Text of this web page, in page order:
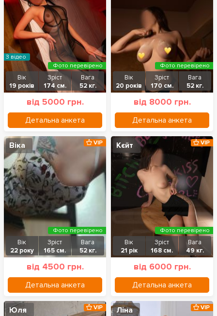
Вік
19 років
Зріст
174 см.
Вага
52 кг.
від 5000 грн.
Детальна анкета
З відео
Фото перевірено
Вік
20 років
Зріст
170 см.
Вага
52 кг.
від 8000 грн.
Детальна анкета
Фото перевірено
Віка
Вік
22 року
Зріст
165 см.
Вага
52 кг.
від 4500 грн.
Детальна анкета
VIP
Фото перевірено
Кєйт
Вік
21 рік
Зріст
168 см.
Вага
49 кг.
від 6000 грн.
Детальна анкета
VIP
Фото перевірено
Юля VIP Ліна VIP